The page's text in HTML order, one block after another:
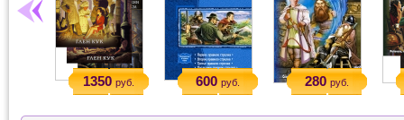
1350 руб. 600 руб. 280 руб.